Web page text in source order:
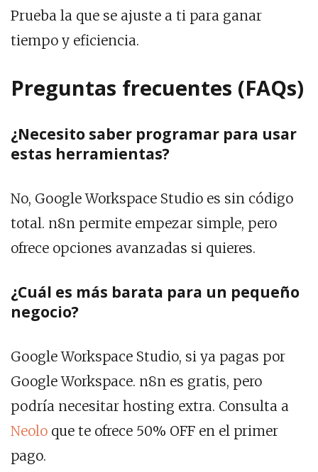
Prueba la que se ajuste a ti para ganar
tiempo y eficiencia.
Preguntas frecuentes (FAQs)
¿Necesito saber programar para usar
estas herramientas?
No, Google Workspace Studio es sin código
total. n8n permite empezar simple, pero
ofrece opciones avanzadas si quieres.
¿Cuál es más barata para un pequeño
negocio?
Google Workspace Studio, si ya pagas por
Google Workspace. n8n es gratis, pero
podría necesitar hosting extra. Consulta a
Neolo que te ofrece 50% OFF en el primer
pago.